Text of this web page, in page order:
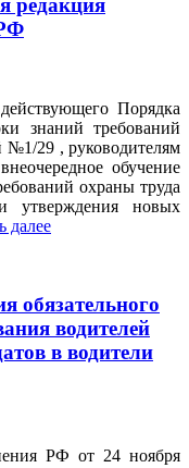
редакция
Порядка
знаний требований
№1/29 , руководителям
обучение
охраны труда
и утверждения новых
далее
обязательного
водителей
в водители
РФ от 24 ноября